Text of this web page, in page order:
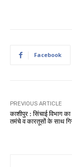
Facebook
PREVIOUS ARTICLE
काशीपुर : सिंचाई विभाग
तमंचे व कारतूसों के साथ